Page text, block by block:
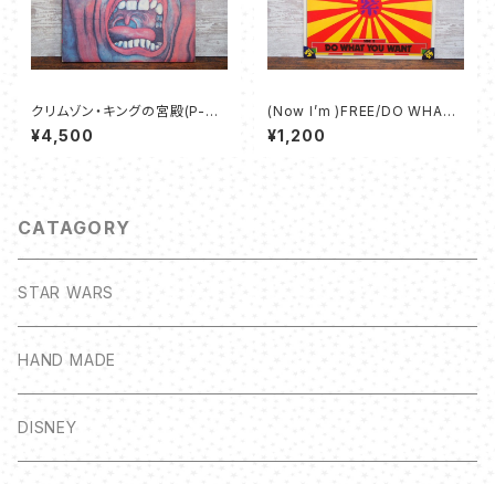
クリムゾン・キングの宮殿(P-80
80A) - キング・クリムゾン
¥4,500
(Now I’m )FREE/DO WHAT
YOU WANT - 紫
¥1,200
CATAGORY
STAR WARS
HAND MADE
DISNEY